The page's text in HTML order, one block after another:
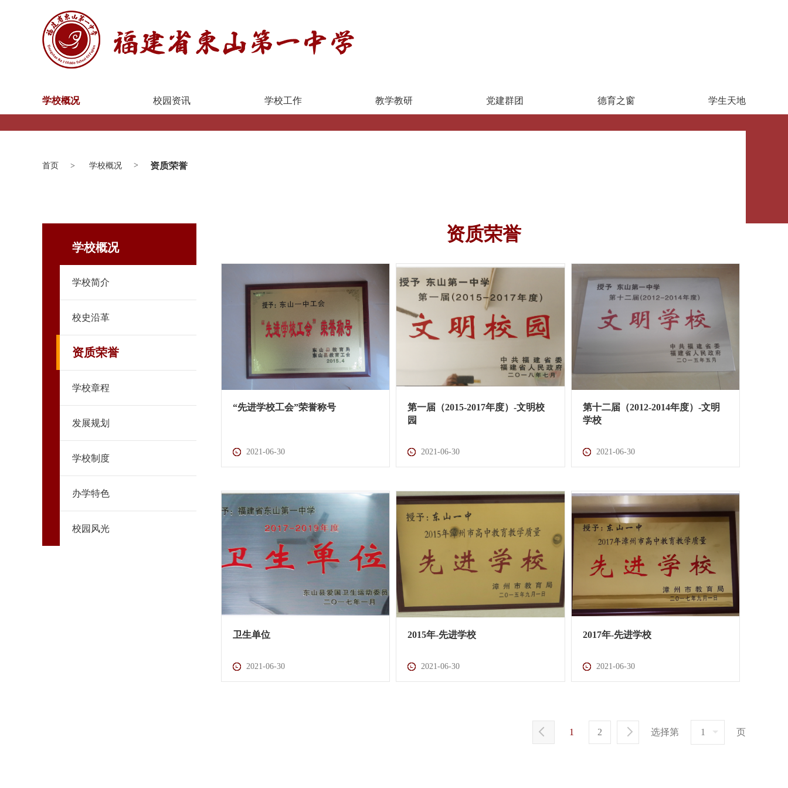
学校概况 校园资讯 学校工作 教学教研 党建群团 德育之窗 学生天地
首页 学校概况 资质荣誉
学校概况
学校简介
校史沿革
资质荣誉
学校章程
发展规划
学校制度
办学特色
校园风光
资质荣誉
“先进学校工会”荣誉称号
2021-06-30
第一届（2015-2017年度）-文明校
园
2021-06-30
第十二届（2012-2014年度）-文明
学校
2021-06-30
卫生单位
2021-06-30
2015年-先进学校
2021-06-30
2017年-先进学校
2021-06-30
1 2 选择第 页